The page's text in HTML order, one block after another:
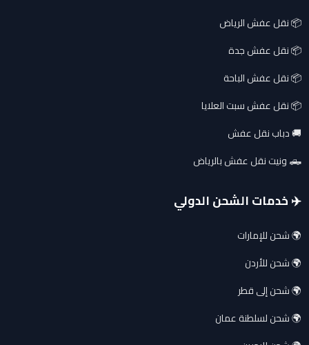
📦 نقل عفش الرياض
📦 نقل عفش جدة
📦 نقل عفش الباحة
📦 نقل عفش سبت العلايا
🚚 دباب نقل عفش
🛻 ونيت نقل عفش بالرياض
✈️ خدمات الشحن الدولي
🌍 شحن للإمارات
🌍 شحن للأردن
🌍 شحن إلى قطر
🌍 شحن لسلطنة عمان